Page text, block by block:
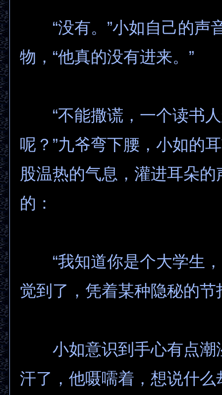
“没有。”小如自己的声
物，“他真的没有进来。”
“不能撒谎，一个读书人
呢？”九爷弯下腰，小如的
股温热的气息，灌进耳朵
的：
“我知道你是个大学生，
觉到了，凭着某种隐秘的节
小如意识到手心有点潮
汗了，他嗫嚅着，想说什么